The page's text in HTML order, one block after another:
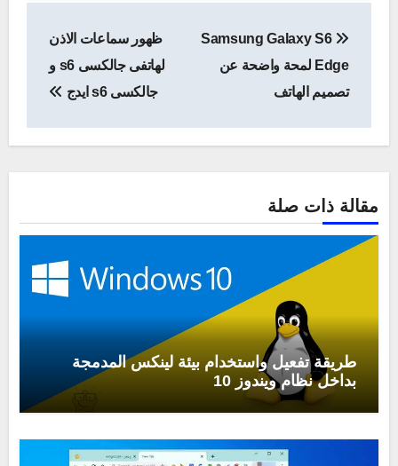
المقالات
Samsung Galaxy S6
Edge لمحة واضحة عن
تصميم الهاتف
ظهور سماعات الاذن
لهاتفى جالكسى s6 و
جالكسى s6 ايدج
مقالة ذات صلة
طريقة تفعيل واستخدام بيئة لينكس المدمجة
بداخل نظام ويندوز 10